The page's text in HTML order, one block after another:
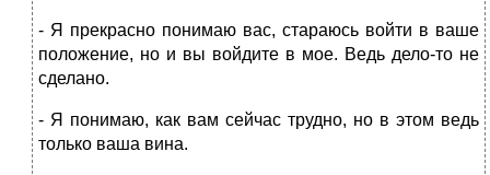
- Я прекрасно понимаю вас, стараюсь войти в ваше
положе­ние, но и вы войдите в мое. Ведь дело-то не
сделано.
- Я понимаю, как вам сейчас трудно, но в этом ведь
только ваша вина.